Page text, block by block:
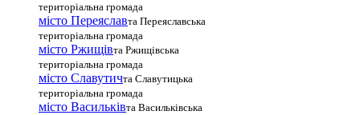
територіальна громада
місто Переяславта Переяславська
територіальна громада
місто Ржищівта Ржищівська
територіальна громада
місто Славутичта Славутицька
територіальна громада
місто Василькiвта Васильківська